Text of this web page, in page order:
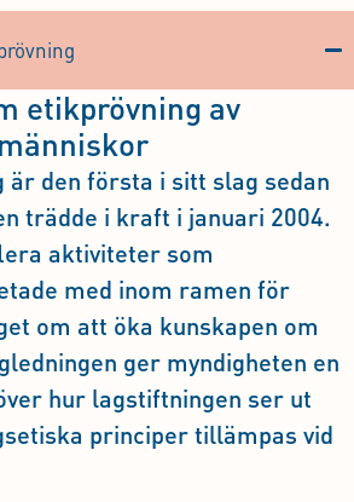
etikprövning av
är den första i sitt slag sedan
trädde i kraft i januari 2004.
aktiviteter som
med inom ramen för
om att öka kunskapen om
ger myndigheten en
hur lagstiftningen ser ut
principer tillämpas vid